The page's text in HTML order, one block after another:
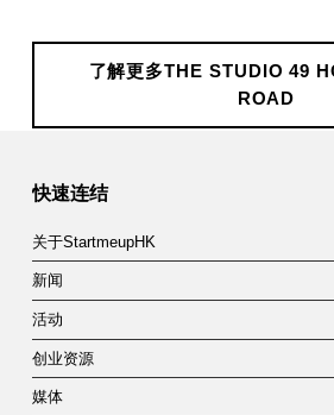
了解更多THE STUDIO 49
ROAD
Skip back to main navigation
快速连结
关于StartmeupHK
新闻
活动
创业资源
媒体